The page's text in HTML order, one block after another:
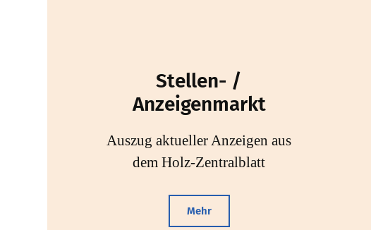
Stellen- /
Anzeigenmarkt
Auszug aktueller Anzeigen aus
dem Holz-Zentralblatt
Mehr